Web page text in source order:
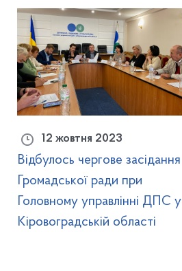
12 жовтня 2023
Відбулось чергове засідання
Громадської ради при
Головному управлінні ДПС у
Кіровоградській області